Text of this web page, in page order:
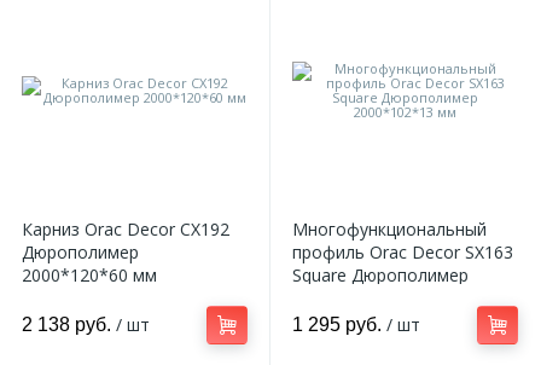
Карниз Orac Decor CX192
Дюрополимер
2000*120*60 мм
2 138 руб. / шт
Многофункциональный
профиль Orac Decor SX163
Square Дюрополимер
1 295 руб. / шт